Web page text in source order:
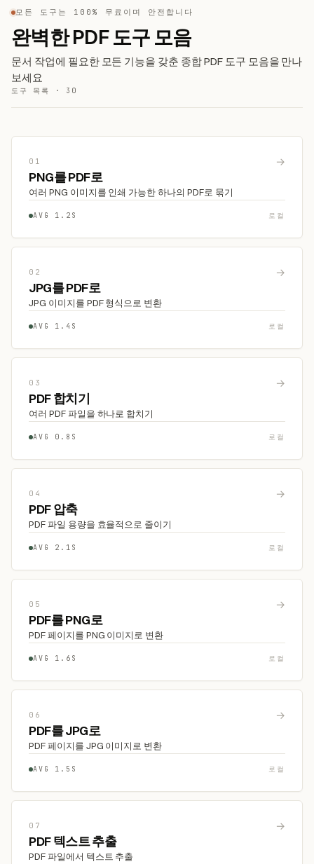
모든 도구는 100% 무료이며 안전합니다
완벽한 PDF 도구 모음
문서 작업에 필요한 모든 기능을 갖춘 종합 PDF 도구 모음을 만나
보세요
도구 목록 · 30
01 →
PNG를 PDF로
여러 PNG 이미지를 인쇄 가능한 하나의 PDF로 묶기
AVG 1.2S 로컬
02 →
JPG를 PDF로
JPG 이미지를 PDF 형식으로 변환
AVG 1.4S 로컬
03 →
PDF 합치기
여러 PDF 파일을 하나로 합치기
AVG 0.8S 로컬
04 →
PDF 압축
PDF 파일 용량을 효율적으로 줄이기
AVG 2.1S 로컬
05 →
PDF를 PNG로
PDF 페이지를 PNG 이미지로 변환
AVG 1.6S 로컬
06 →
PDF를 JPG로
PDF 페이지를 JPG 이미지로 변환
AVG 1.5S 로컬
07 →
PDF 텍스트 추출
PDF 파일에서 텍스트 추출